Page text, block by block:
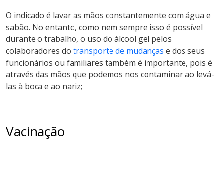
O indicado é lavar as mãos constantemente com água e
sabão. No entanto, como nem sempre isso é possível
durante o trabalho, o uso do álcool gel pelos
colaboradores do transporte de mudanças e dos seus
funcionários ou familiares também é importante, pois é
através das mãos que podemos nos contaminar ao levá-
las à boca e ao nariz;
Vacinação